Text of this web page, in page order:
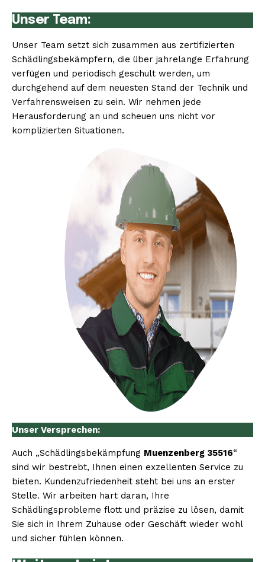
Unser Team:
Unser Team setzt sich zusammen aus zertifizierten
Schädlingsbekämpfern, die über jahrelange Erfahrung
verfügen und periodisch geschult werden, um
durchgehend auf dem neuesten Stand der Technik und
Verfahrensweisen zu sein. Wir nehmen jede
Herausforderung an und scheuen uns nicht vor
komplizierten Situationen.
Unser Versprechen:
Auch „Schädlingsbekämpfung Muenzenberg 35516“
sind wir bestrebt, Ihnen einen exzellenten Service zu
bieten. Kundenzufriedenheit steht bei uns an erster
Stelle. Wir arbeiten hart daran, Ihre
Schädlingsprobleme flott und präzise zu lösen, damit
Sie sich in Ihrem Zuhause oder Geschäft wieder wohl
und sicher fühlen können.